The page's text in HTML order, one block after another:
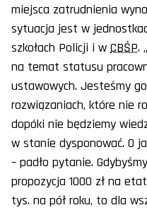
miejsca zatrudnienia
sytuacja jest w
szkołach Policji i w CBŚP.
na temat statusu
ustawowych. Jesteśmy
rozwiązaniach, które nie
dopóki nie będziemy
w stanie dysponować. O
– padło pytanie.
propozycja 1000 zł na
tys. na pół roku, to dla